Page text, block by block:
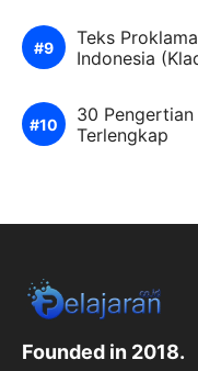
Teks
Indonesia
30
Terlengkap
Founded in 2018.